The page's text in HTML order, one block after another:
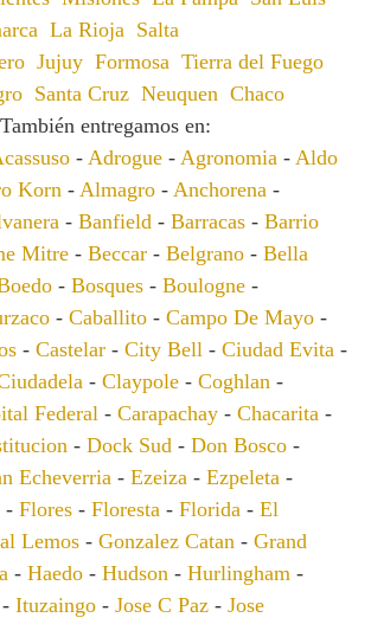
La Rioja Salta
Jujuy Formosa Tierra del Fuego
Santa Cruz Neuquen Chaco
También entregamos en:
- Adrogue - Agronomia - Aldo
Korn - Almagro - Anchorena -
- Banfield - Barracas - Barrio
Mitre - Beccar - Belgrano - Bella
- Bosques - Boulogne -
- Caballito - Campo De Mayo -
- Castelar - City Bell - Ciudad Evita -
- Claypole - Coghlan -
Federal - Carapachay - Chacarita -
- Dock Sud - Don Bosco -
Echeverria - Ezeiza - Ezpeleta -
- Flores - Floresta - Florida - El
Lemos - Gonzalez Catan - Grand
- Haedo - Hudson - Hurlingham -
- Ituzaingo - Jose C Paz - Jose